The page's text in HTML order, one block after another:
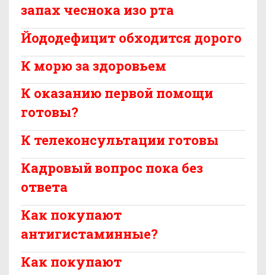
запах чеснока изо рта
Йододефицит обходится дорого
К морю за здоровьем
К оказанию первой помощи
готовы?
К телеконсультации готовы
Кадровый вопрос пока без
ответа
Как покупают
антигистаминные?
Как покупают